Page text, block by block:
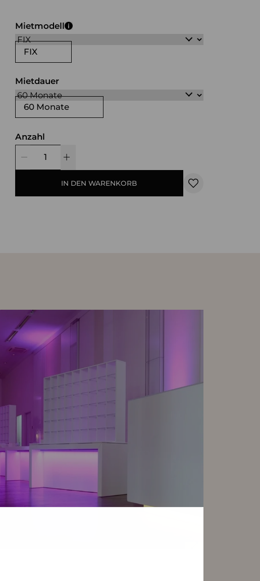
FIX
Mietmodell
60 Monate
Mietdauer
Anzahl
IN DEN WARENKORB